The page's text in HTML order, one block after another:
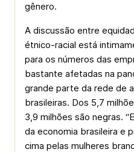
gênero.
A discussão entre
étnico-racial está
para os números das
bastante afetadas na
grande parte da rede de
brasileiras. Dos 5,7
3,9 milhões são negras.
da economia brasileira e
cima pelas mulheres